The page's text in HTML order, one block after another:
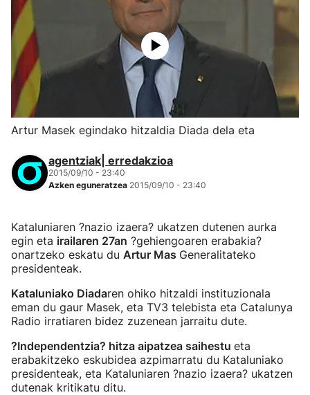
Artur Masek egindako hitzaldia Diada dela eta
agentziak| erredakzioa
2015/09/10 - 23:40
Azken eguneratzea 2015/09/10 - 23:40
Kataluniaren ?nazio izaera? ukatzen dutenen aurka
egin eta irailaren 27an ?gehiengoaren erabakia?
onartzeko eskatu du Artur Mas Generalitateko
presidenteak.
Kataluniako Diadaren ohiko hitzaldi instituzionala
eman du gaur Masek, eta TV3 telebista eta Catalunya
Radio irratiaren bidez zuzenean jarraitu dute.
?Independentzia? hitza aipatzea saihestu eta
erabakitzeko eskubidea azpimarratu du Kataluniako
presidenteak, eta Kataluniaren ?nazio izaera? ukatzen
dutenak kritikatu ditu.